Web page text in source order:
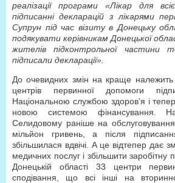
реалізації програми «Лікар для
підписанні декларацій з лікарями
Супрун під час візиту в Донецьку
подякувати керівникам Донецької
жителів підконтрольної частини
підписали декларації».
До очевидних змін на краще
центрів первинної допомоги
Національною службою здоров’я і
новою системою фінансування.
Селидовому раніше на обслуговування
мільйон гривень, а після
збільшилася вдвічі. А це відтепер дає
медичних послуг і збільшити
Донецькій області 33 центри
сподівання, що всі інші на